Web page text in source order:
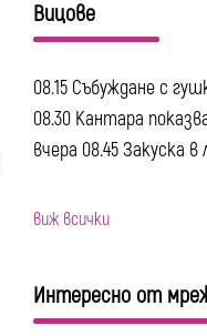
Вицове
08.15 Събуждане с
08.30 Кантара
вчера 08.45 Закуска
виж всички
Интересно от